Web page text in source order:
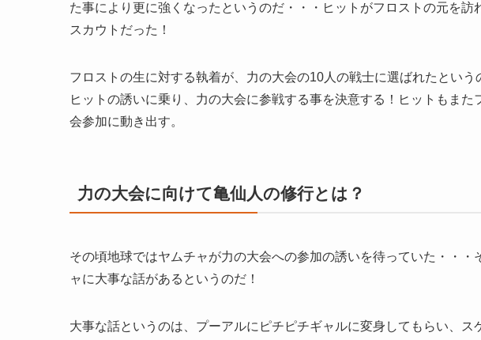
た事により更に強くなったというのだ・・・ヒットがフロストの元を
スカウトだった！
フロストの生に対する執着が、力の大会の10人の戦士に選ばれたとい
ヒットの誘いに乗り、力の大会に参戦する事を決意する！ヒットもま
会参加に動き出す。
力の大会に向けて亀仙人の修行とは？
その頃地球ではヤムチャが力の大会への参加の誘いを待っていた・・
ャに大事な話があるというのだ！
大事な話というのは、プーアルにピチピチギャルに変身してもらい、